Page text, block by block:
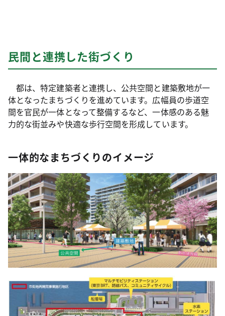
民間と連携した街づくり
都は、特定建築者と連携し、公共空間と建築敷地が一
体となったまちづくりを進めています。広幅員の歩道空
間を官民が一体となって整備するなど、一体感のある魅
力的な街並みや快適な歩行空間を形成しています。
一体的なまちづくりのイメージ